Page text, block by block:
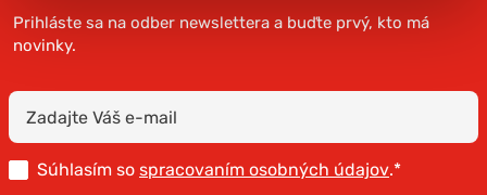
Prihláste sa na odber newslettera a buďte prvý, kto má
novinky.
Súhlasím so spracovaním osobných údajov.*